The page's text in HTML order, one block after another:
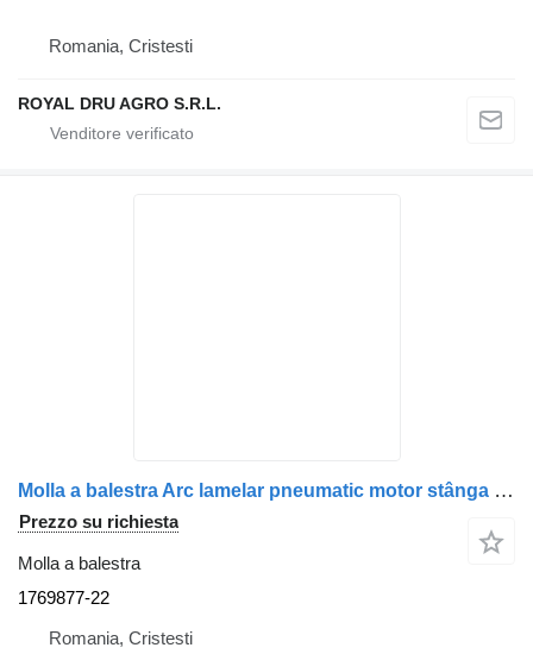
Romania, Cristesti
ROYAL DRU AGRO S.R.L.
Molla a balestra Arc lamelar pneumatic motor stânga Scania 1769877-22 per camion AXA Vehicule Scania
Prezzo su richiesta
Molla a balestra
1769877-22
Romania, Cristesti